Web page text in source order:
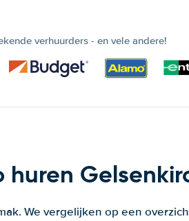
verhuurders - en vele andere!
We vergelijken op een